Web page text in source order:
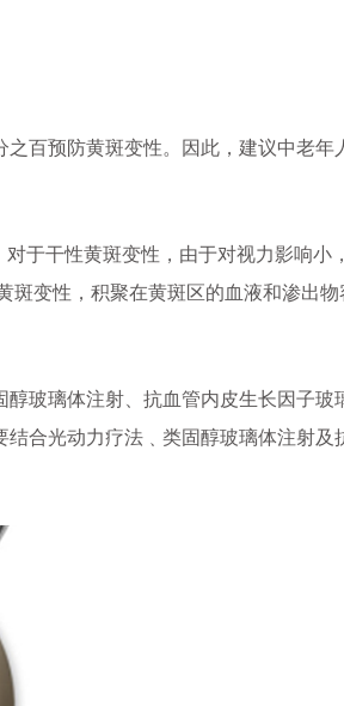
百预防黄斑变性。因此，建议中老年
对于干性黄斑变性，由于对视力影响小
斑变性，积聚在黄斑区的血液和渗出物
玻璃体注射、抗血管内皮生长因子玻
合光动力疗法﹑类固醇玻璃体注射及